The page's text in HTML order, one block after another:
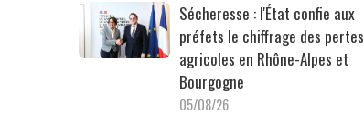
Sécheresse : l'État confie aux
préfets le chiffrage des pertes
agricoles en Rhône-Alpes et
Bourgogne
05/08/26